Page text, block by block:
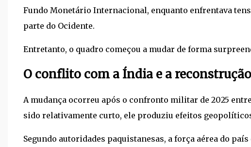
Fundo Monetário Internacional, enquanto enfrentava
parte do Ocidente.
Entretanto, o quadro começou a mudar de forma
O conflito com a Índia e a
A mudança ocorreu após o confronto militar de 2025
sido relativamente curto, ele produziu efeitos
Segundo autoridades paquistanesas, a força aérea do